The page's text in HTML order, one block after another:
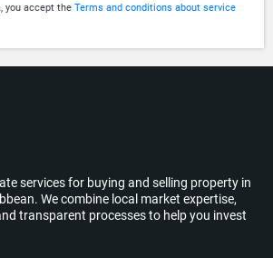
you accept the Terms and conditions about service
services for buying and selling property in
We combine local market expertise,
transparent processes to help you invest